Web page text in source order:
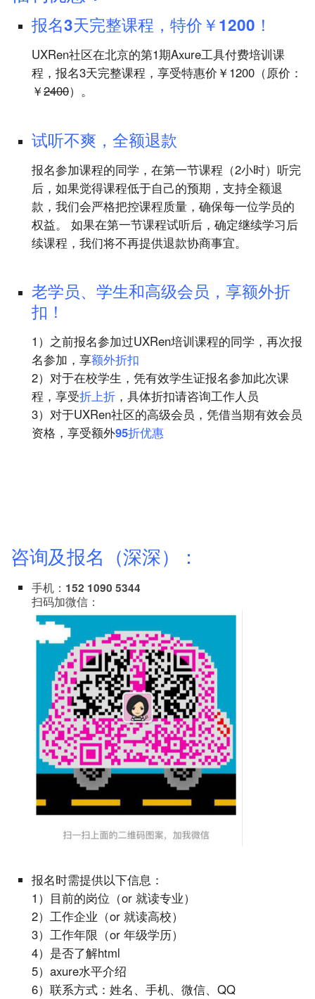
报名3天完整课程，特价￥1200！
UXRen社区在北京的第1期Axure工具付费培训课
程，报名3天完整课程，享受特惠价￥1200（原价：
￥2400）。
试听不爽，全额退款
报名参加课程的同学，在第一节课程（2小时）听完
后，如果觉得课程低于自己的预期，支持全额退
款，我们会严格把控课程质量，确保每一位学员的
权益。 如果在第一节课程试听后，确定继续学习后
续课程，我们将不再提供退款协商事宜。
老学员、学生和高级会员，享额外折
扣！
1）之前报名参加过UXRen培训课程的同学，再次报
名参加，享额外折扣
2）对于在校学生，凭有效学生证报名参加此次课
程，享受折上折 ，具体折扣请咨询工作人员
3）对于UXRen社区的高级会员，凭借当期有效会员
资格，享受额外95折优惠
咨询及报名（深深）：
手机： 152 1090 5344
扫码加微信：
报名时需提供以下信息：
1）目前的岗位（or 就读专业）
2）工作企业（or 就读高校）
3）工作年限（or 年级学历）
4）是否了解html
5）axure水平介绍
6）联系方式：姓名、手机、微信、QQ